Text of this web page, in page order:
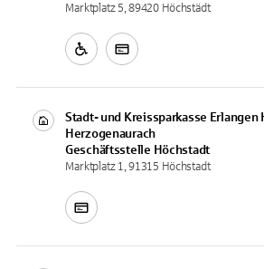
Marktplatz 5, 89420 Höchstädt
Stadt- und Kreissparkasse Erlangen
Herzogenaurach
Geschäftsstelle Höchstadt
Marktplatz 1, 91315 Höchstadt